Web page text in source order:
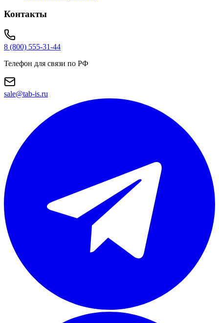
Контакты
8 (800) 555-31-44
Телефон для связи по РФ
sale@tab-is.ru